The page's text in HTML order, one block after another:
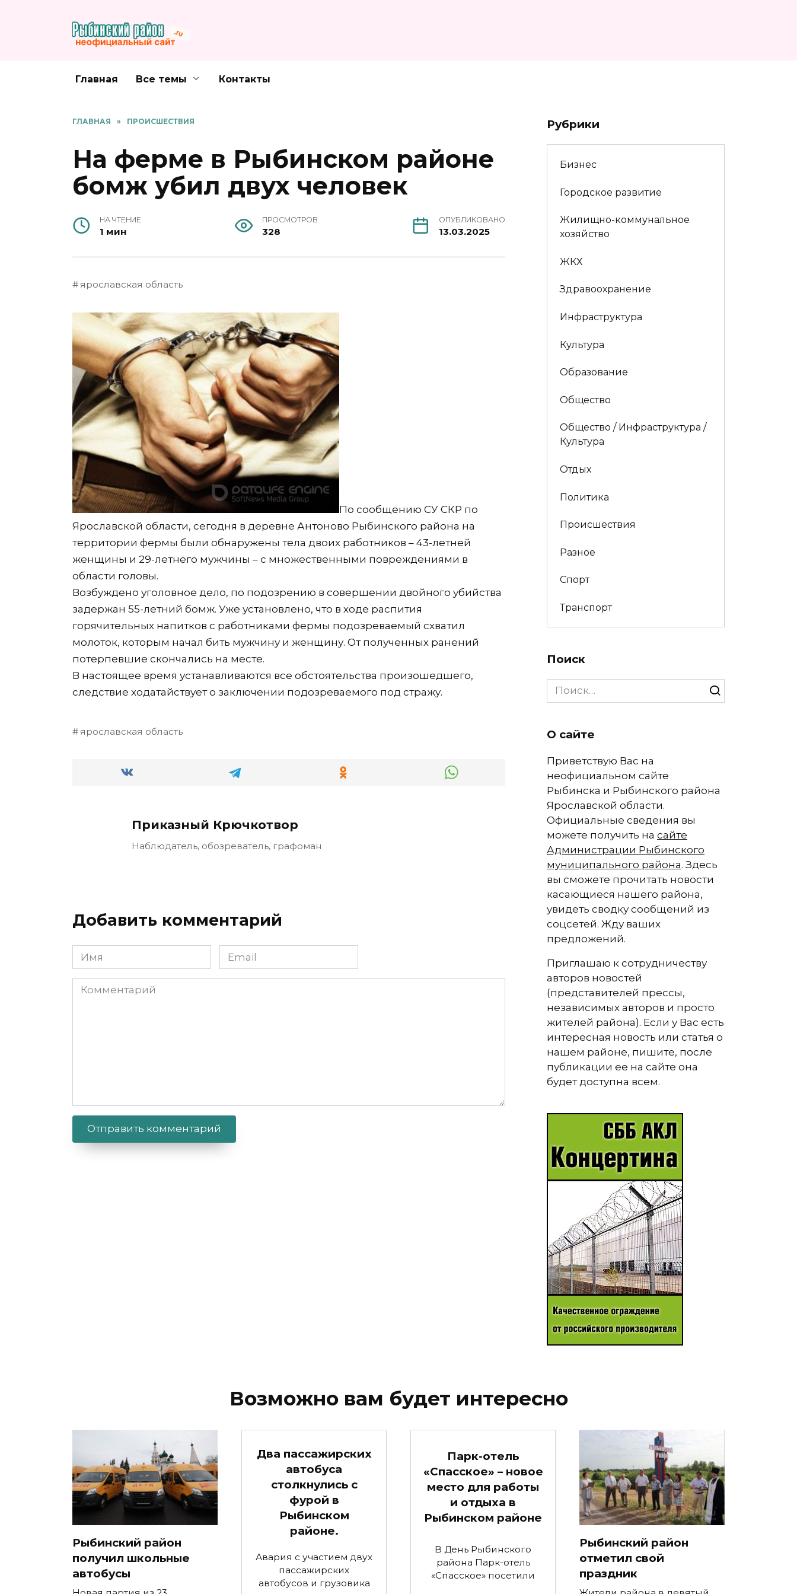
Главная Все темы Контакты
ГЛАВНАЯ » ПРОИСШЕСТВИЯ
На ферме в Рыбинском районе
бомж убил двух человек
НА ЧТЕНИЕ
1 мин
ПРОСМОТРОВ
328
ОПУБЛИКОВАНО
13.03.2025
ярославская область
По сообщению СУ СКР по
Ярославской области, сегодня в деревне Антоново Рыбинского района на
территории фермы были обнаружены тела двоих работников – 43-летней
женщины и 29-летнего мужчины – с множественными повреждениями в
области головы.
Возбуждено уголовное дело, по подозрению в совершении двойного убийства
задержан 55-летний бомж. Уже установлено, что в ходе распития
горячительных напитков с работниками фермы подозреваемый схватил
молоток, которым начал бить мужчину и женщину. От полученных ранений
потерпевшие скончались на месте.
В настоящее время устанавливаются все обстоятельства произошедшего,
следствие ходатайствует о заключении подозреваемого под стражу.
ярославская область
Приказный Крючкотвор
Наблюдатель, обозреватель, графоман
Добавить комментарий
Имя Email
Комментарий
Рубрики
Бизнес
Городское развитие
Жилищно-коммунальное
хозяйство
ЖКХ
Здравоохранение
Инфраструктура
Культура
Образование
Общество
Общество / Инфраструктура /
Культура
Отдых
Политика
Происшествия
Разное
Спорт
Транспорт
Поиск
Search
for:
О сайте
Приветствую Вас на
неофициальном сайте
Рыбинска и Рыбинского района
Ярославской области.
Официальные сведения вы
можете получить на сайте
Администрации Рыбинского
муниципального района. Здесь
вы сможете прочитать новости
касающиеся нашего района,
увидеть сводку сообщений из
соцсетей. Жду ваших
предложений.
Приглашаю к сотрудничеству
авторов новостей
(представителей прессы,
независимых авторов и просто
жителей района). Если у Вас есть
интересная новость или статья о
нашем районе, пишите, после
публикации ее на сайте она
будет доступна всем.
Возможно вам будет интересно
Рыбинский район
получил школьные
автобусы
Два пассажирских
автобуса
столкнулись с
фурой в
Рыбинском
районе.
Авария с участием двух
пассажирских
автобусов и грузовика
Парк-отель
«Спасское» – новое
место для работы
и отдыха в
Рыбинском районе
В День Рыбинского
района Парк-отель
«Спасское» посетили
Рыбинский район
отметил свой
праздник